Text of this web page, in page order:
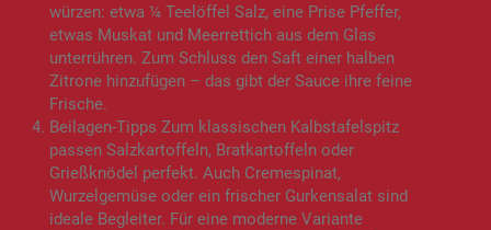
würzen: etwa ¼ Teelöffel Salz, eine Prise Pfeffer,
etwas Muskat und Meerrettich aus dem Glas
unterrühren. Zum Schluss den Saft einer halben
Zitrone hinzufügen – das gibt der Sauce ihre feine
Frische.
Beilagen-Tipps Zum klassischen Kalbstafelspitz
passen Salzkartoffeln, Bratkartoffeln oder
Grießknödel perfekt. Auch Cremespinat,
Wurzelgemüse oder ein frischer Gurkensalat sind
ideale Begleiter. Für eine moderne Variante